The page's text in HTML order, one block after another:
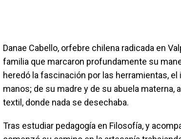
Danae Cabello, orfebre chilena radicada en
familia que marcaron profundamente su
heredó la fascinación por las herramientas,
manos; de su madre y de su abuela materna,
textil, donde nada se desechaba.
Tras estudiar pedagogía en Filosofía, y